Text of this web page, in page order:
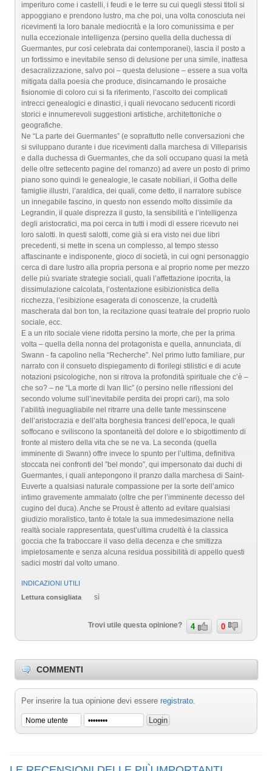
imperituro come i castelli, i feudi e le terre su cui quegli stessi titoli si
appoggiano e prendono lustro, ma che poi, una volta conosciuta nei
ricevimenti la loro banale mediocrità e la loro comunissima e per
nulla eccezionale intelligenza (persino quella della duchessa di
Guermantes, pur così celebrata dai contemporanei), lascia il posto a
un fortissimo e inevitabile senso di delusione per una simile, inattesa
desacralizzazione, salvo poi – questa delusione – essere a sua volta
mitigata dalla poesia che produce, disincarnando le prosaiche
fisionomie di coloro cui si fa riferimento, l’ascolto dei complicati
intrecci genealogici e dinastici, i quali rievocano seducenti ricordi
storici e innumerevoli suggestioni artistiche, architettoniche o
geografiche.
Ne “La parte dei Guermantes” (e soprattutto nelle conversazioni che
si sviluppano durante i due ricevimenti dalla marchesa di Villeparisis
e dalla duchessa di Guermantes, che da soli occupano quasi la metà
delle oltre settecento pagine del romanzo) ad avere un posto di primo
piano sono quindi le genealogie, le casate nobiliari, il Gotha delle
famiglie illustri, l’araldica, dei quali, come detto, il narratore subisce
un innegabile fascino, in questo non essendo molto dissimile da
Legrandin, il quale disprezza il gusto, la sensibilità e l’intelligenza
degli aristocratici, ma poi cerca in tutti i modi di essere ricevuto nei
loro salotti. In questi salotti, come già si era visto nei due libri
precedenti, si mette in scena un complesso, al tempo stesso
affascinante e indisponente, gioco di società, in cui ogni personaggio
cerca di dare lustro alla propria persona e al proprio nome per mezzo
delle più svariate strategie sociali, quali l’affettazione ipocrita, la
dissimulazione calcolata, l’ostentazione esibizionistica della
ricchezza, l’esibizione esagerata di conoscenze, la crudeltà
mascherata dal bon ton, la recitazione quasi teatrale del proprio ruolo
sociale, ecc.
E a un rito sociale viene ridotta persino la morte, che per la prima
volta – quella della nonna del protagonista e quella, annunciata, di
Swann - fa capolino nella “Recherche”. Nel primo lutto familiare, pur
narrato con il consueto dispiegamento di florilegi stilistici e di acute
notazioni psicologiche, non si ritrova la profondità spirituale che c’è –
che so? – ne “La morte di Ivan Ilic” (o persino nelle riflessioni del
secondo volume sull’inevitabile perdita dei propri cari), ma solo
l’abilità ineguagliabile nel ritrarre una delle tante messinscene
dell’aristocrazia e dell’alta borghesia francesi dell’epoca, le quali
soffocano e sviliscono la spontaneità del dolore e lo sbigottimento di
fronte al mistero della vita che se ne va. La seconda (quella
imminente di Swann) offre invece lo spunto per l’ultima, definitiva
stoccata nei confronti del ”bel mondo”, qui impersonato dai duchi di
Guermantes, i quali antepongono il pranzo dalla marchesa di Saint-
Euverte a qualsiasi naturale compassione per la sorte dell’amico
intimo gravemente ammalato (oltre che per l’imminente decesso del
cugino del duca). Anche se Proust è attento ad evitare qualsiasi
giudizio moralistico, tanto è totale la sua immedesimazione nella
realtà sociale rappresentata, quest’ultima crudeltà è la classica
goccia che fa traboccare il vaso della decenza e che smitizza
impietosamente e senza alcuna residua possibilità di appello questi
sadici mostri dal volto umano.
INDICAZIONI UTILI
Lettura consigliata
sì
Trovi utile questa opinione? 4 0
COMMENTI
Per inserire la tua opinione devi essere registrato.